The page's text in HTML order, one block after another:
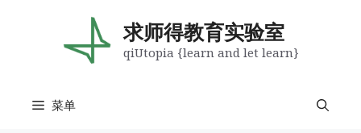
求师得教育实验室
qiUtopia {learn and let learn}
菜单